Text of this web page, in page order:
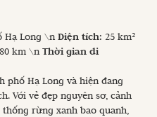
Hạ Long \nDiện tích: 25 km²
km \nThời gian di
phố Hạ Long và hiện đang
Với vẻ đẹp nguyên sơ, cảnh
rừng xanh bao quanh,